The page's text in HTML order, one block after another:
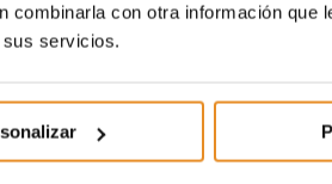
con otra información que
servicios.